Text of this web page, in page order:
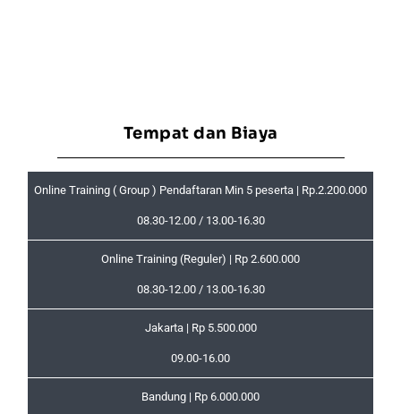
Tempat dan Biaya
Online Training ( Group ) Pendaftaran Min 5 peserta | Rp.2.200.000
08.30-12.00 / 13.00-16.30
Online Training (Reguler) | Rp 2.600.000
08.30-12.00 / 13.00-16.30
Jakarta | Rp 5.500.000
09.00-16.00
Bandung | Rp 6.000.000